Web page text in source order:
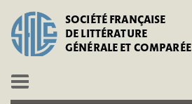
SOCIÉTÉ FRANÇAISE
DE LITTÉRATURE
GÉNÉRALE ET COMPARÉE